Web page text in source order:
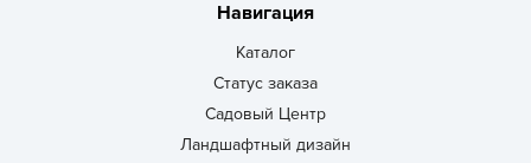
Навигация
Каталог
Статус заказа
Садовый Центр
Ландшафтный дизайн